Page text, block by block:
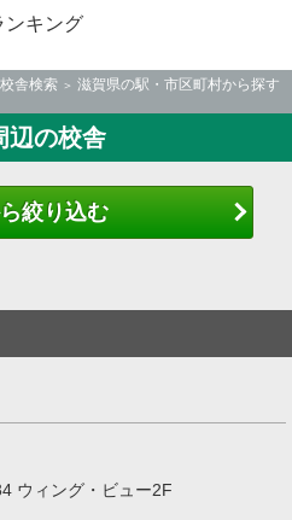
ンキング
校舎検索
滋賀県の駅・市区町村から探す
辺の校舎
絞り込む
ウィング・ビュー2F